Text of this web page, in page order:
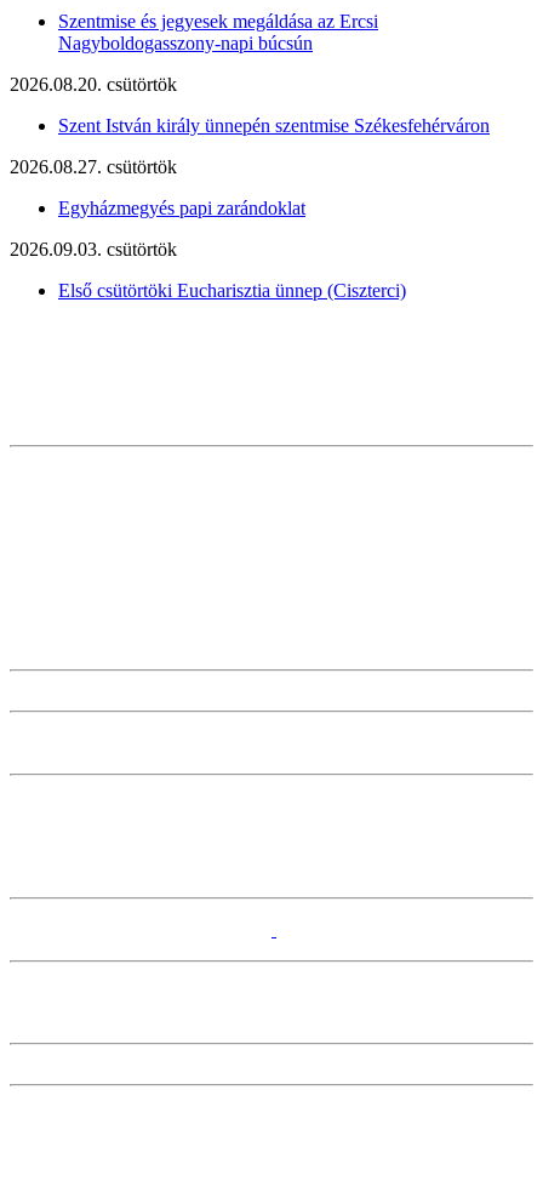
Szentmise és jegyesek megáldása az Ercsi
Nagyboldogasszony-napi búcsún
2026.08.20. csütörtök
Szent István király ünnepén szentmise Székesfehérváron
2026.08.27. csütörtök
Egyházmegyés papi zarándoklat
2026.09.03. csütörtök
Első csütörtöki Eucharisztia ünnep (Ciszterci)